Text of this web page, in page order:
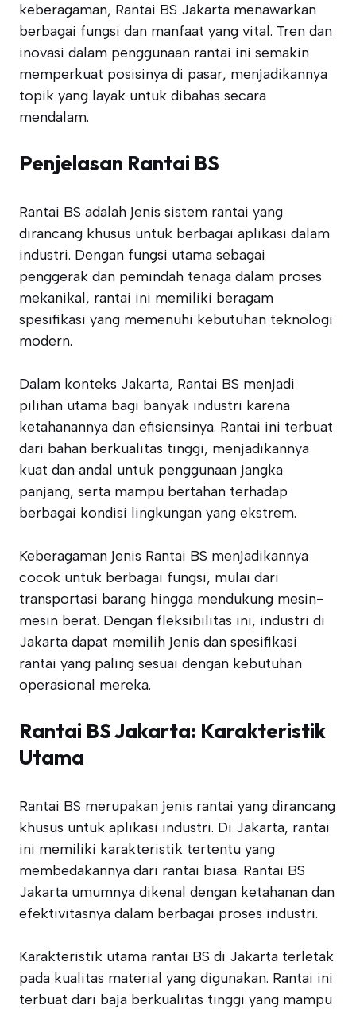
keberagaman, Rantai BS Jakarta menawarkan
berbagai fungsi dan manfaat yang vital. Tren dan
inovasi dalam penggunaan rantai ini semakin
memperkuat posisinya di pasar, menjadikannya
topik yang layak untuk dibahas secara
mendalam.
Penjelasan Rantai BS
Rantai BS adalah jenis sistem rantai yang
dirancang khusus untuk berbagai aplikasi dalam
industri. Dengan fungsi utama sebagai
penggerak dan pemindah tenaga dalam proses
mekanikal, rantai ini memiliki beragam
spesifikasi yang memenuhi kebutuhan teknologi
modern.
Dalam konteks Jakarta, Rantai BS menjadi
pilihan utama bagi banyak industri karena
ketahanannya dan efisiensinya. Rantai ini terbuat
dari bahan berkualitas tinggi, menjadikannya
kuat dan andal untuk penggunaan jangka
panjang, serta mampu bertahan terhadap
berbagai kondisi lingkungan yang ekstrem.
Keberagaman jenis Rantai BS menjadikannya
cocok untuk berbagai fungsi, mulai dari
transportasi barang hingga mendukung mesin-
mesin berat. Dengan fleksibilitas ini, industri di
Jakarta dapat memilih jenis dan spesifikasi
rantai yang paling sesuai dengan kebutuhan
operasional mereka.
Rantai BS Jakarta: Karakteristik
Utama
Rantai BS merupakan jenis rantai yang dirancang
khusus untuk aplikasi industri. Di Jakarta, rantai
ini memiliki karakteristik tertentu yang
membedakannya dari rantai biasa. Rantai BS
Jakarta umumnya dikenal dengan ketahanan dan
efektivitasnya dalam berbagai proses industri.
Karakteristik utama rantai BS di Jakarta terletak
pada kualitas material yang digunakan. Rantai ini
terbuat dari baja berkualitas tinggi yang mampu